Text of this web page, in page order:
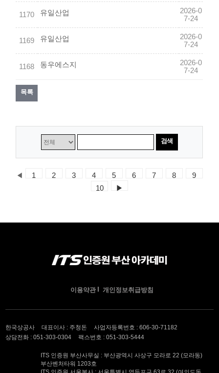
1170 유일산업
2026-0
7-24
1169 유일산업
2026-0
7-24
1168 동우에스지
2026-0
7-24
목록
검색
◀ 1 2 3 4 5 6 7 8
9
10
▶
이용약관 개인정보취급방침
한국상공사 대표이사 : 주청돈
사업자등록번호 : 606-30-71182
상담전화 : 051-303-0304
팩스번호 : 051-303-5444
ITS 인증원 부산사무실 : 부산광역시 사상구 모라로 22 (모라동)
부산벤처타워 1203호